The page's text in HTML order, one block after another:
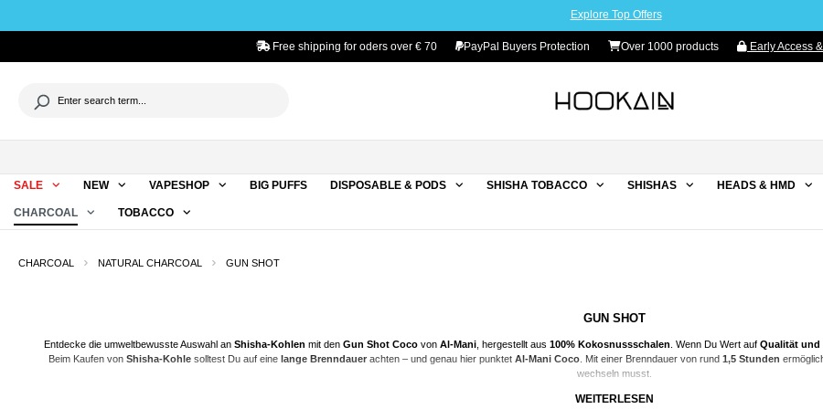
Explore Top Offers
Free shipping for oders over € 70 PayPal Buyers Protection Over 1000 products Early Access
SALE NEW VAPESHOP BIG PUFFS DISPOSABLE & PODS SHISHA TOBACCO SHISHAS HEADS & HMD
CHARCOAL TOBACCO
CHARCOAL NATURAL CHARCOAL GUN SHOT
GUN SHOT
Entdecke die umweltbewusste Auswahl an Shisha-Kohlen mit den Gun Shot Coco von Al-Mani, hergestellt aus 100% Kokosnussschalen . Wenn Du Wert auf Qualität und
Beim Kaufen von Shisha-Kohle solltest Du auf eine lange Brenndauer achten – und genau hier punktet Al-Mani Coco . Mit einer Brenndauer von rund 1,5 Stunden
wechseln musst.
WAS MACHT DIE GUN SHOT COCO KOHLE SO BESONDERS?
WEITERLESEN